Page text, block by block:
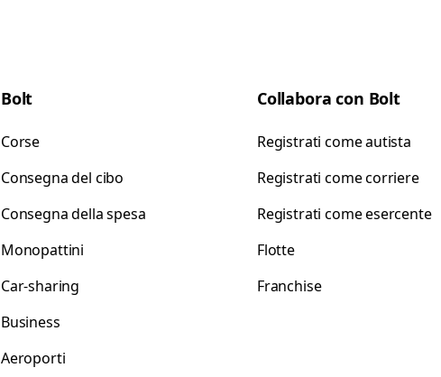
Bolt
Corse
Consegna del cibo
Consegna della spesa
Monopattini
Car-sharing
Business
Aeroporti
Collabora con Bolt
Registrati come autista
Registrati come corriere
Registrati come esercente
Flotte
Franchise